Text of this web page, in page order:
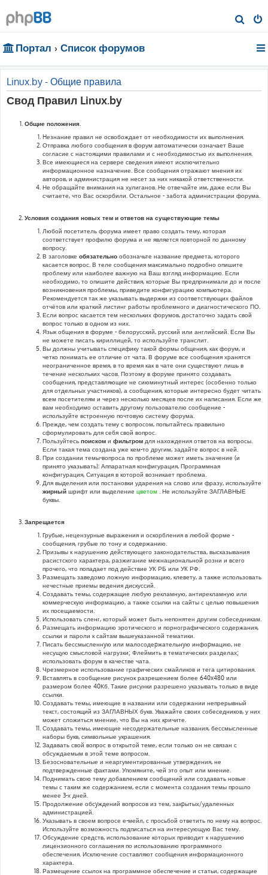
о
Портал Список форумов
Linux.by - Общие правила
Свод Правил Linux.by
Общие положения.
Hезнание правил не освобождает от необходимости их выполнения.
Отправка любого сообщения в форум автоматически означает Ваше
согласие с настоящими правилами и с необходимостью их выполнения.
Все имеющиеся на сервере сведения имеют исключительно
информационное назначение. Все сообщения отражают мнения их
авторов, и администрация не несет за них никакой ответственности.
Не обращайте внимания на хулиганов. Не отвечайте им, даже если Вы
считаете, что Вас оскорбили. Остальное - забота администрации форума.
Условия создания новых тем и ответов на существующие темы
Любой посетитель форума имеет право создать тему, которая
соответствует профилю форума и не является повторной по данному
вопросу.
В заголовке обязательно обозначьте название предмета, которого
касается вопрос. В теле сообщения максимально подробно опишите
проблему или наиболее важную на Ваш взгляд информацию. Если
необходимо, то опишите действия, которые Вы предпринимали до и после
возникновения проблемы, приведите конфигурацию компьютера.
Рекомендуется так же указывать выдержки из соответствующих файлов
отчётов или краткий листинг работы проблемного и диагностического ПО.
Если вопрос касается тем нескольких форумов, достаточно задать свой
вопрос только в одном из них.
Язык общения в форуме - белорусский, русский или английский. Если Вы
не можете писать кириллицей, то используйте транслит.
Вы должны учитывать специфику такой формы общения, как форум, и
четко понимать ее отличие от чата. В форуме все сообщения хранятся
неограниченное время, в то время как в чате они существуют лишь в
течение нескольких часов. Поэтому в форуме принято создавать
сообщения, представляющие не сиюминутный интерес (особенно только
для отдельных участников), а сообщения, которые интересно будет читать
всем посетителям и через несколько месяцев после их написания. Если же
вам необходимо оставить другому пользователю сообщение -
используйте встроенную почтовую систему форума.
Прежде, чем создать тему с вопросом, попытайтесь правильно
сформулировать для себя свой вопрос.
Пользуйтесь поиском и фильтром для нахождения ответов на вопросы.
Если такая тема создана уже кем-то другим, задайте вопрос в ней.
При создании темы-вопроса по проблеме может иметь значение (и
принято указывать): Аппаратная конфигурация, Программная
конфигурация, Ситуация в которой возникает проблема.
Для выделения или постановки ударения на слово или фразу, используйте
жирный шрифт или выделение цветом . Не используйте ЗАГЛАВНЫЕ
буквы.
Запрещается
Грубые, нецензурные выражения и оскорбления в любой форме -
сообщения, грубые по тону и содержанию.
Призывы к нарушению действующего законодательства, высказывания
расистского характера, разжигание межнациональной розни и всего
прочего, что попадает под действие УК РБ или УК РФ.
Размещать заведомо ложную информацию, клевету, а также использовать
нечестные приемы ведения дискуссий.
Создавать темы, содержащие любую рекламную, антирекламную или
коммерческую информацию, а также ссылки на сайты с целью повышения
их посещаемости.
Использовать сленг, который может быть непонятен другим собеседникам.
Размещать информацию эротического и порнографического содержания,
ссылки и пароли к сайтам вышеуказанной тематики.
Писать бессмысленнyю или малосодеpжательнyю инфоpмацию, не
несущую смысловой нагрузки; Флеймить в тематических разделах;
использовать форум в качестве чата.
Чрезмерное использование графических смайликов и тега цитирования.
Вставлять в сообщение рисунок разрешением более 640x480 или
размером более 40Кб. Такие рисунки разрешено указывать только в виде
ссылки.
Создавать темы, имеющие в названии или содержании непрерывный
текст, состоящий из ЗАГЛАВНЫХ букв. Уважайте своих собеседников, у них
может сложиться мнение, что Вы на них кричите.
Создавать темы, имеющие несодержательные названия, бессмысленные
наборы букв, символьные украшения.
Задавать свой вопрос в открытой теме, если только он не связан с
обсуждаемым в этой теме вопросом.
Безосновательные и неаргументированные утверждения, не
подтвержденные фактами. Упомяните, чей это опыт или мнение.
Поднимать свою тему добавлением сообщений или создавать новые
темы с таким же содержанием, если с момента создания темы прошло
менее 3-х дней.
Продолжение обсyждений вопросов из тем, закpытых/удаленных
администрацией.
Указывать в своем вопросе е-мейл, с просьбой ответить по нему на вопрос.
Используйте возможность подписаться на интересующую Вас тему.
Обсуждение средств, использование которых приводит к нарушению
лицензионного соглашения по использованию программного
обеспечения. Исключение составляют сообщения информационного
характера.
Размещение ссылок на программное обеспечение и статьи, содержащие